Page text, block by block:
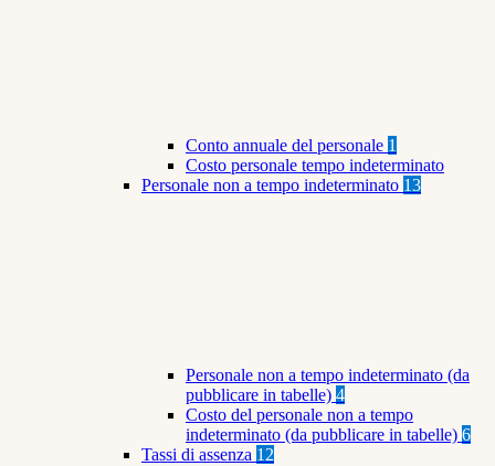
Conto annuale del personale 1
Costo personale tempo indeterminato
Personale non a tempo indeterminato 13
Personale non a tempo indeterminato (da
pubblicare in tabelle) 4
Costo del personale non a tempo
indeterminato (da pubblicare in tabelle) 6
Tassi di assenza 12